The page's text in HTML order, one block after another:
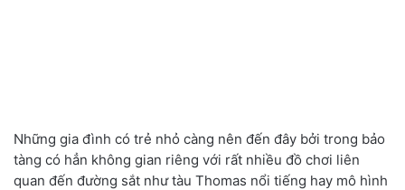
Những gia đình có trẻ nhỏ càng nên đến đây bởi trong bảo
tàng có hẳn không gian riêng với rất nhiều đồ chơi liên
quan đến đường sắt như tàu Thomas nổi tiếng hay mô hình